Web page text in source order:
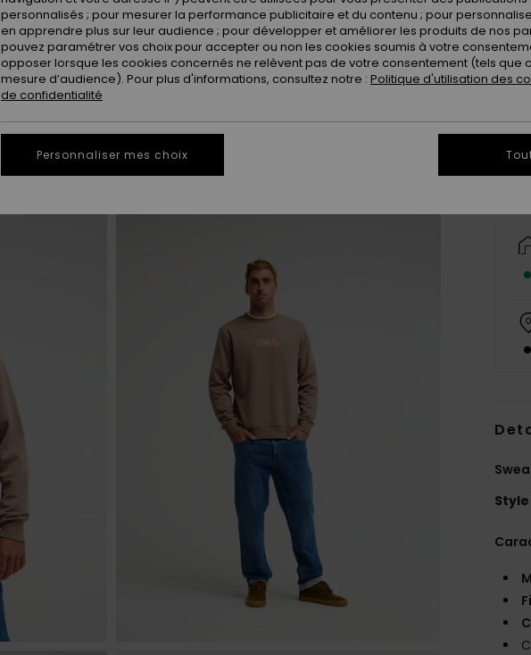
XS
Style
personnalisés ; pour mesurer la performance publicitaire et du contenu ; pour
en apprendre plus sur leur audience ; pour développer et améliorer les produits de nos
pouvez paramétrer vos choix pour accepter ou non les cookies soumis à votre
opposer lorsque les cookies concernés ne relèvent pas de votre consentement (tels que
mesure d’audience). Pour plus d'informations, consultez notre : Politique d'utilisation des
de confidentialité
Personnaliser mes choix